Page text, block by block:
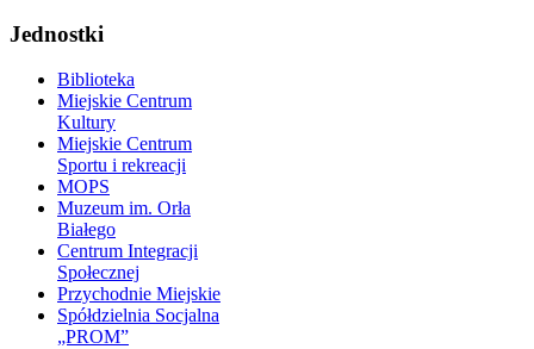
Jednostki
Biblioteka
Miejskie Centrum
Kultury
Miejskie Centrum
Sportu i rekreacji
MOPS
Muzeum im. Orła
Białego
Centrum Integracji
Społecznej
Przychodnie Miejskie
Spółdzielnia Socjalna
„PROM”